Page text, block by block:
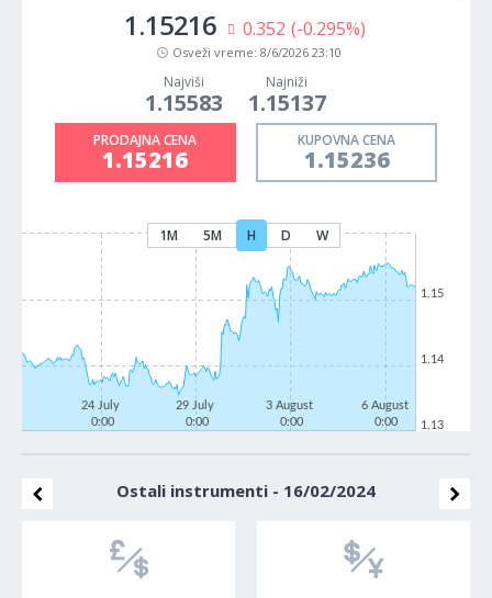
1.15216 0.352 (-0.295%)
Osveži vreme: 8/6/2026 23:10
Najviši
1.15583
Najniži
1.15137
PRODAJNA CENA
1.15216
KUPOVNA CENA
1.15236
1M 5M H D W
24 July
0:00
29 July
0:00
3 August
0:00
6 August
0:00
1.13
1.14
1.15
Ostali instrumenti - 16/02/2024